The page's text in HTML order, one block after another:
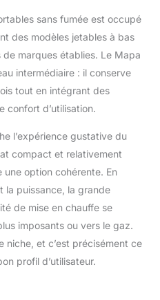
sans fumée est occupé
des modèles jetables à bas
marques établies. Le Mapa
intermédiaire : il conserve
tout en intégrant des
confort d’utilisation.
l’expérience gustative du
compact et relativement
option cohérente. En
la puissance, la grande
de mise en chauffe se
imposants ou vers le gaz.
niche, et c’est précisément ce
profil d’utilisateur.